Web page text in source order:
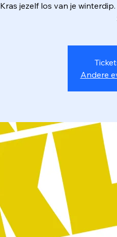
Kras jezelf los van je
Andere